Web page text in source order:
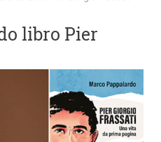
libro Pier